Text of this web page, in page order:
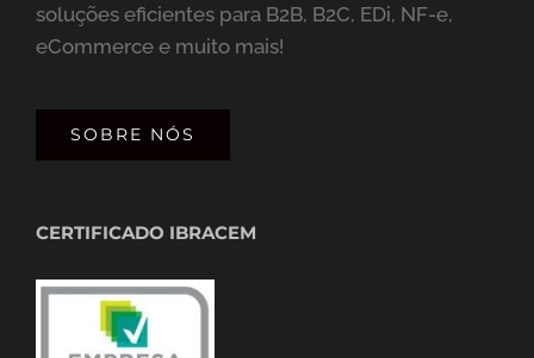
soluções eficientes para B2B, B2C, EDi, NF-e,
eCommerce e muito mais!
SOBRE NÓS
CERTIFICADO IBRACEM